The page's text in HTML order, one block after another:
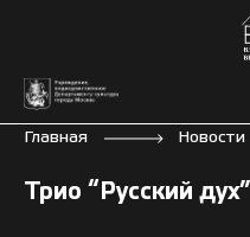
Главная Новости
Трио “Русский дух”